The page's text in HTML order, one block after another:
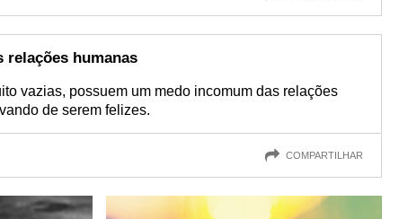
relações humanas
vazias, possuem um medo incomum das relações
de serem felizes.
COMPARTILHAR